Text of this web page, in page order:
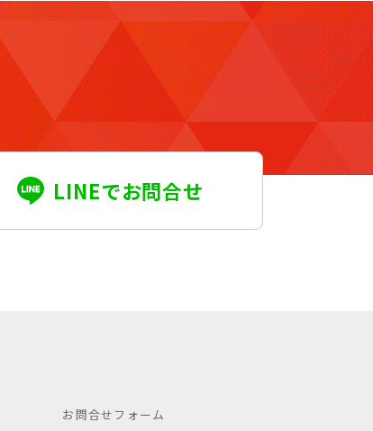
LINEでお問合せ
お問合せフォーム